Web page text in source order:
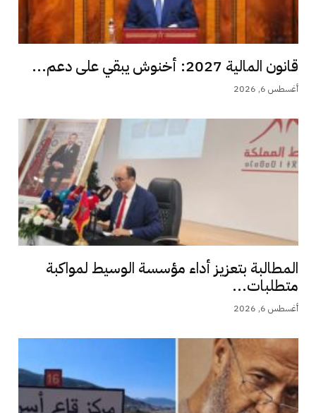
قانون المالية 2027: أخنوش يبقي على دعم...
أغسطس 6, 2026
المطالبة بتعزيز أداء مؤسسة الوسيط لمواكبة
متطلبات...
أغسطس 6, 2026